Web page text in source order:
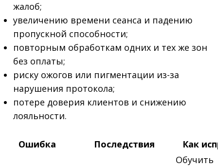
жалоб;
увеличению времени сеанса и падению
пропускной способности;
повторным обработкам одних и тех же зон
без оплаты;
риску ожогов или пигментации из-за
нарушения протокола;
потере доверия клиентов и снижению
лояльности.
Ошибка Последствия Как
Обучить